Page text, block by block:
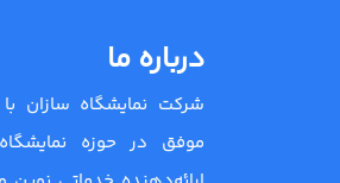
درباره ما
موفق در حوزه